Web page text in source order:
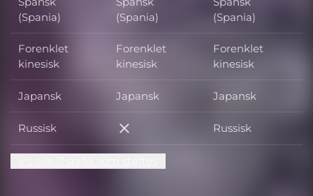
(Spania)
(Spania)
(Spania)
Forenklet
kinesisk
Forenklet
kinesisk
Forenklet
kinesisk
Japansk Japansk Japansk
Russisk Russisk Russisk